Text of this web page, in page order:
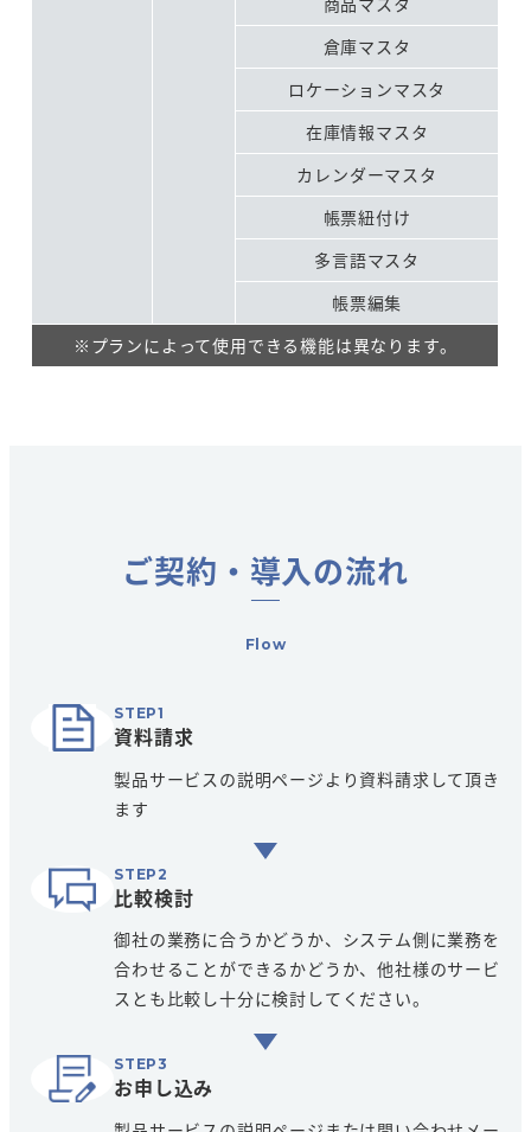
倉庫マスタ
ロケーションマスタ
在庫情報マスタ
カレンダーマスタ
帳票紐付け
多言語マスタ
帳票編集
※プランによって使用できる機能は異なります。
ご契約・導入の流れ
Flow
資料請求
製品サービスの説明ページより資料請求して頂き
ます
比較検討
御社の業務に合うかどうか、システム側に業務を
合わせることができるかどうか、他社様のサービ
スとも比較し十分に検討してください。
お申し込み